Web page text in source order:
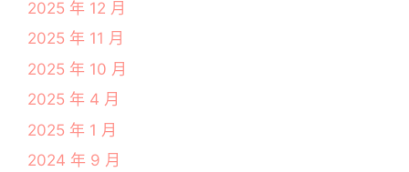
2025 年 12 月
2025 年 11 月
2025 年 10 月
2025 年 4 月
2025 年 1 月
2024 年 9 月